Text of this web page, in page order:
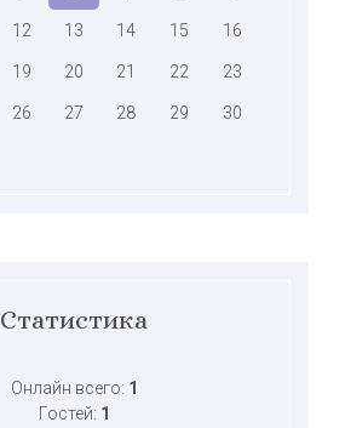
12 13 14 15 16
19 20 21 22 23
26 27 28 29 30
Статистика
Онлайн всего: 1
Гостей: 1